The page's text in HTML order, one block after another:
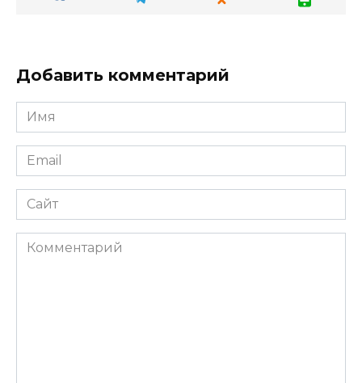
Добавить комментарий
Имя
Email
Сайт
Комментарий